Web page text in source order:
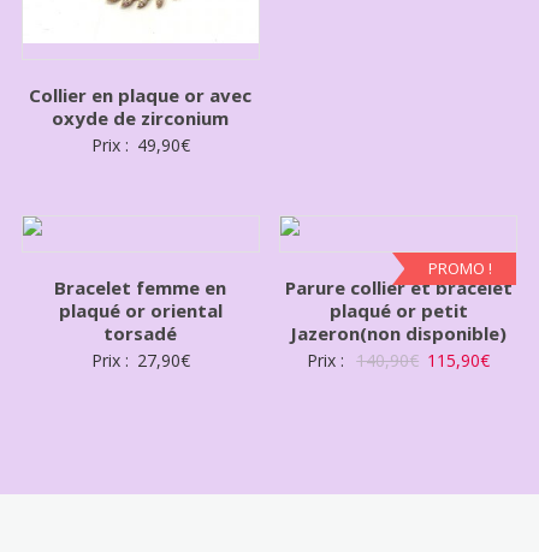
Collier en plaque or avec
oxyde de zirconium
Prix : 49,90€
Bracelet femme en
plaqué or oriental
torsadé
Prix : 27,90€
PROMO !
Parure collier et bracelet
plaqué or petit
Jazeron(non disponible)
Prix : 140,90€ 115,90€